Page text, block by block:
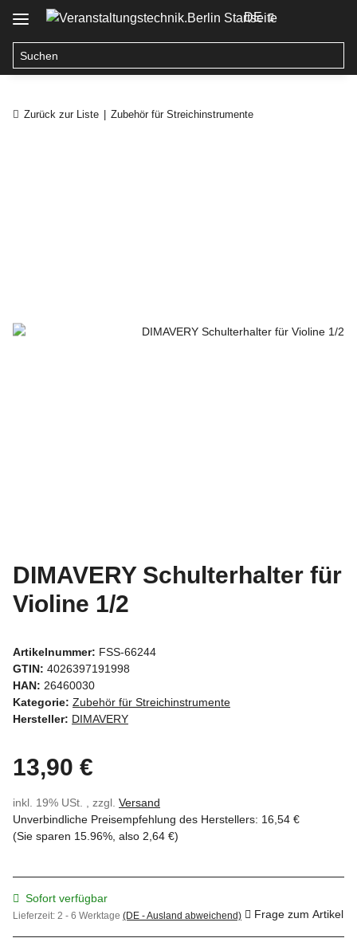
DE
Zurück zur Liste Zubehör für Streichinstrumente
DIMAVERY Schulterhalter für
Violine 1/2
Artikelnummer: FSS-66244
GTIN: 4026397191998
HAN: 26460030
Kategorie: Zubehör für Streichinstrumente
Hersteller: DIMAVERY
13,90 €
inkl. 19% USt. , zzgl. Versand
Unverbindliche Preisempfehlung des Herstellers: 16,54 €
(Sie sparen 15.96% , also 2,64 €)
Sofort verfügbar
Lieferzeit: 2 - 6 Werktage (DE - Ausland abweichend) Frage zum Artikel